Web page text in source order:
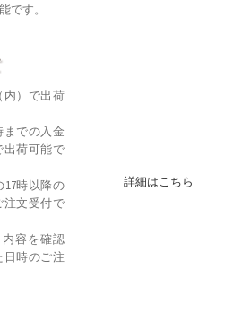
です。
内）で出荷
までの入金
出荷可能で
時以降の
注文受付で
容を確認
日時のご注
詳細はこちら